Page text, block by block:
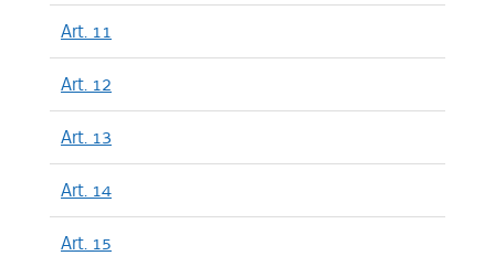
Art. 11
Art. 12
Art. 13
Art. 14
Art. 15